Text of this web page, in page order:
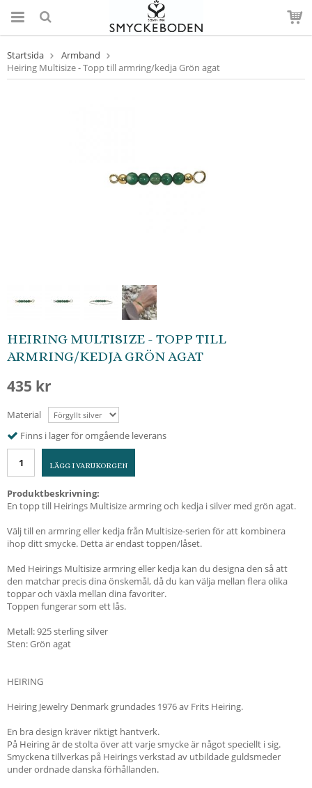
Startsida
Armband
Heiring Multisize - Topp till armring/kedja Grön agat
HEIRING MULTISIZE - TOPP TILL
ARMRING/KEDJA GRÖN AGAT
435 kr
Material
Finns i lager för omgående leverans
LÄGG I VARUKORGEN
Produktbeskrivning:
En topp till Heirings Multisize armring och kedja i silver med grön agat.
Välj till en armring eller kedja från Multisize-serien för att kombinera
ihop ditt smycke. Detta är endast toppen/låset.
Med Heirings Multisize armring eller kedja kan du designa den så att
den matchar precis dina önskemål, då du kan välja mellan flera olika
toppar och växla mellan dina favoriter.
Toppen fungerar som ett lås.
Metall: 925 sterling silver
Sten: Grön agat
HEIRING
Heiring Jewelry Denmark grundades 1976 av Frits Heiring.
En bra design kräver riktigt hantverk.
På Heiring är de stolta över att varje smycke är något speciellt i sig.
Smyckena tillverkas på Heirings verkstad av utbildade guldsmeder
under ordnade danska förhållanden.